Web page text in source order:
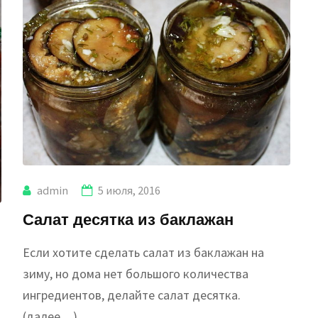
admin 5 июля, 2016
Салат десятка из баклажан
Если хотите сделать салат из баклажан на
зиму, но дома нет большого количества
ингредиентов, делайте салат десятка.